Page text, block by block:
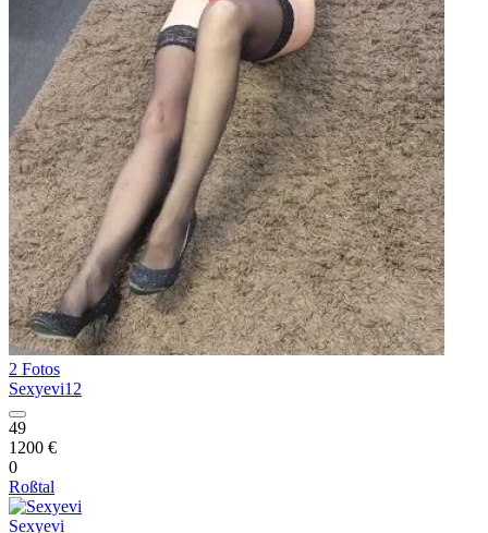
2 Fotos
Sexyevi12
49
1200 €
0
Roßtal
Sexyevi